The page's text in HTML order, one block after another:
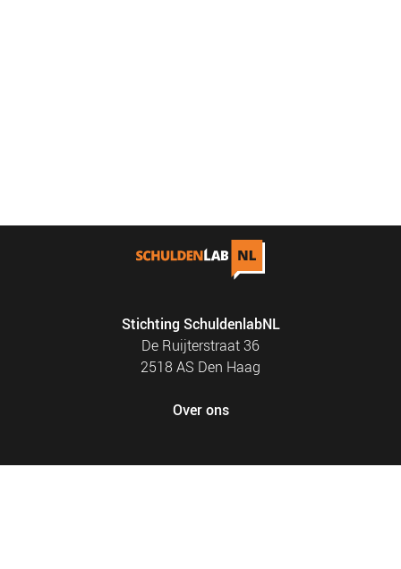
Stichting SchuldenlabNL
De Ruijterstraat 36
2518 AS Den Haag
Over ons